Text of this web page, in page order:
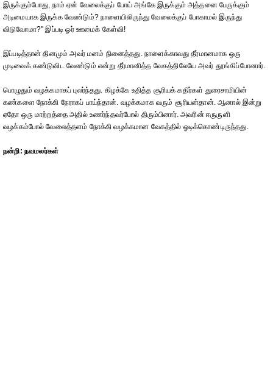
இருக்கும்போது, நாம் ஏன் வேலைக்குப் போய் அங்கே இருக்கும் அத்தனை பேருக்கும்
அடிமையாக இருக்க வேண்டும்? நாளையிலிருந்து வேலைக்குப் போகாமல் இருந்து
விடுவோமா?'' இப்படி ஓர் ஊமைக் கேள்வி!
இப்படித்தான் தினமும் அவர் மனம் நினைத்தது. நாளைக்காவது தீர்மானமாக ஒரு
முடிவைக் கண்டுவிட வேண்டும் என்று தீர்மானித்த வேகத்திலேயே அவர் தூங்கிப்போனார்.
பொழுதும் வழக்கமாகப் புலர்ந்தது. கிழக்கே உதித்த சூரியக் கதிர்கள் துரைசாமியின்
கண்களை நோக்கி நேராகப் பாய்ந்தான். வழக்கமாக வரும் சூரியன்தான். ஆனால் இன்று
ஏதோ ஒரு மாற்றத்தை அதில் உணர்ந்தவர்போல் திரும்பினார். அவரின் ஈருருளி
வழக்கம்போல் வேலைத்தளம் நோக்கி வழக்கமான வேகத்தில் ஓடிக்கொண்டிருந்தது.
நன்றி: நவமலர்கள்